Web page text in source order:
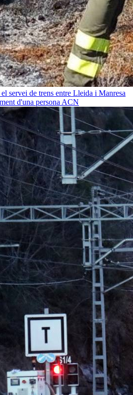
servei de trens entre Lleida i Manresa
d'una persona ACN